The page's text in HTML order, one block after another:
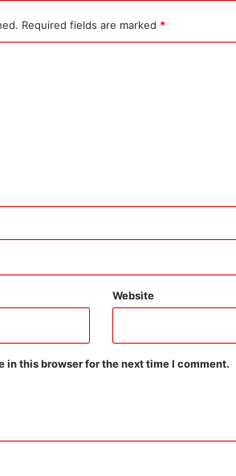
Required fields are marked *
Website
in this browser for the next time I comment.